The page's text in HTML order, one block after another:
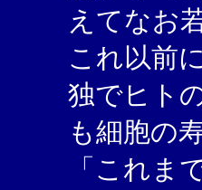
えてなお
これ以前
独でヒト
も細胞の
「これま